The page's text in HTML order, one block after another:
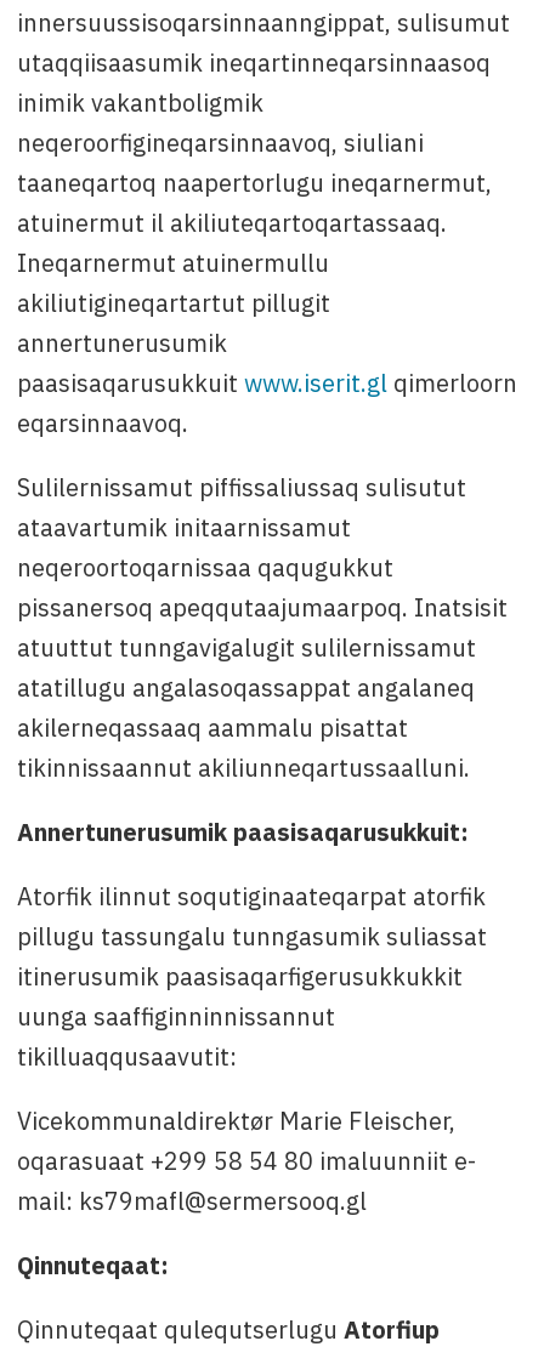
innersuussisoqarsinnaanngippat, sulisumut
utaqqiisaasumik ineqartinneqarsinnaasoq
inimik vakantboligmik
neqeroorfigineqarsinnaavoq, siuliani
taaneqartoq naapertorlugu ineqarnermut,
atuinermut il akiliuteqartoqartassaaq.
Ineqarnermut atuinermullu
akiliutigineqartartut pillugit
annertunerusumik
paasisaqarusukkuit www.iserit.glqimerloorn
eqarsinnaavoq.
Sulilernissamut piffissaliussaq sulisutut
ataavartumik initaarnissamut
neqeroortoqarnissaa qaqugukkut
pissanersoq apeqqutaajumaarpoq. Inatsisit
atuuttut tunngavigalugit sulilernissamut
atatillugu angalasoqassappat angalaneq
akilerneqassaaq aammalu pisattat
tikinnissaannut akiliunneqartussaalluni.
Annertunerusumik paasisaqarusukkuit:
Atorfik ilinnut soqutiginaateqarpat atorfik
pillugu tassungalu tunngasumik suliassat
itinerusumik paasisaqarfigerusukkukkit
uunga saaffiginninnissannut
tikilluaqqusaavutit:
Vicekommunaldirektør Marie Fleischer,
oqarasuaat +299 58 54 80 imaluunniit e-
mail: ks79mafl@sermersooq.gl
Qinnuteqaat:
Qinnuteqaat qulequtserlugu Atorfiup